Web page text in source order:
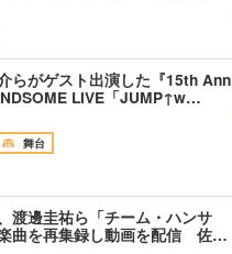
らがゲスト出演した『15th Ann
LIVE「JUMP↑w…
舞台
渡邊圭祐ら「チーム・ハンサ
曲を再集録し動画を配信 佐…